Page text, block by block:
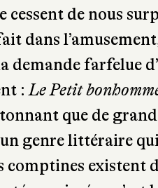
cessent de nous
dans
demande farfelue
:Le Petit
que de
genre littéraire
comptines existent